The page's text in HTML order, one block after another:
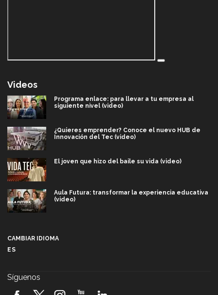
Videos
Programa enlace: para llevar a tu empresa al
siguiente nivel (video)
¿Quieres emprender? Conoce el nuevo HUB de
Innovación del Tec (video)
El joven que hizo del baile su vida (video)
Aula Futura: transformar la experiencia educativa
(video)
2026! (video)
CAMBIAR IDIOMA
ES
Síguenos